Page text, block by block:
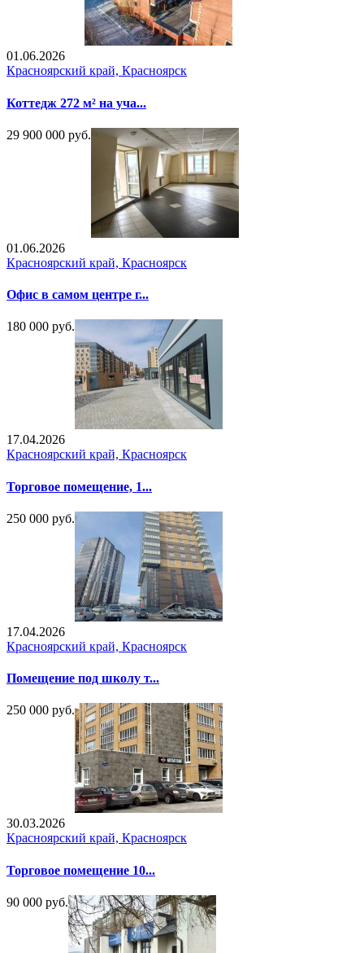
01.06.2026
Красноярский край, Красноярск
Коттедж 272 м² на уча...
29 900 000 руб.
01.06.2026
Красноярский край, Красноярск
Офис в самом центре г...
180 000 руб.
17.04.2026
Красноярский край, Красноярск
Торговое помещение, 1...
250 000 руб.
17.04.2026
Красноярский край, Красноярск
Помещение под школу т...
250 000 руб.
30.03.2026
Красноярский край, Красноярск
Торговое помещение 10...
90 000 руб.